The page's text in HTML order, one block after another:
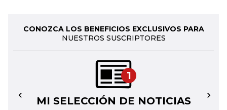
CONOZCA LOS BENEFICIOS EXCLUSIVOS PARA
NUESTROS SUSCRIPTORES
1
MI SELECCIÓN DE NOTICIAS
← →